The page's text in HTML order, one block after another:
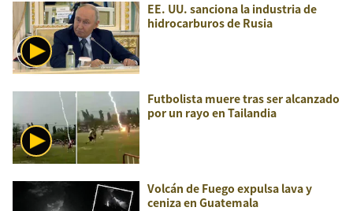
EE. UU. sanciona la industria de
hidrocarburos de Rusia
Futbolista muere tras ser alcanzado
por un rayo en Tailandia
Volcán de Fuego expulsa lava y
ceniza en Guatemala